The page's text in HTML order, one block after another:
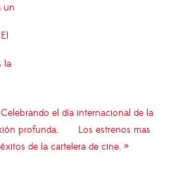
un
la
el día internacional de la
profunda.
Los estrenos mas
de la cartelera de cine. »